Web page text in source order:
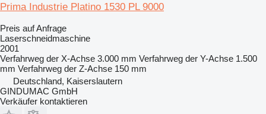
Prima Industrie Platino 1530 PL 9000
Preis auf Anfrage
Laserschneidmaschine
2001
Verfahrweg der X-Achse 3.000 mm Verfahrweg der Y-Achse 1.500
mm Verfahrweg der Z-Achse 150 mm
Deutschland, Kaiserslautern
GINDUMAC GmbH
Verkäufer kontaktieren